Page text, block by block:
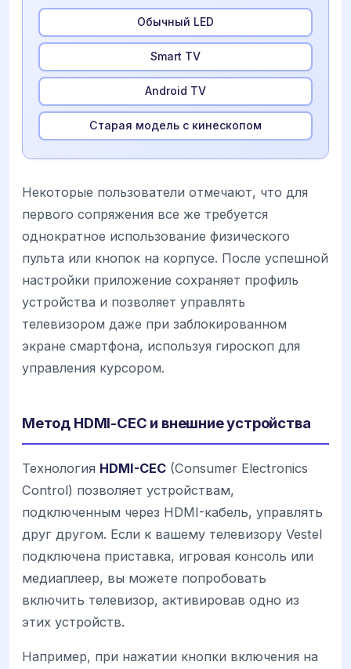
Обычный LED
Smart TV
Android TV
Старая модель с кинескопом
Некоторые пользователи отмечают, что для
первого сопряжения все же требуется
однократное использование физического
пульта или кнопок на корпусе. После успешной
настройки приложение сохраняет профиль
устройства и позволяет управлять
телевизором даже при заблокированном
экране смартфона, используя гироскоп для
управления курсором.
Метод HDMI-CEC и внешние устройства
Технология HDMI-CEC (Consumer Electronics
Control) позволяет устройствам,
подключенным через HDMI-кабель, управлять
друг другом. Если к вашему телевизору Vestel
подключена приставка, игровая консоль или
медиаплеер, вы можете попробовать
включить телевизор, активировав одно из
этих устройств.
Например, при нажатии кнопки включения на